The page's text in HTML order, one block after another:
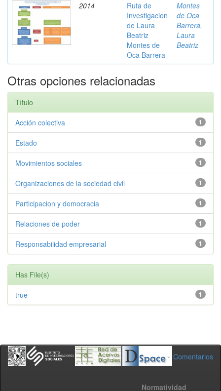
2014
Ruta de
Investigacion
de Laura
Beatriz
Montes de
Oca Barrera
Montes
de Oca
Barrera,
Laura
Beatriz
Otras opciones relacionadas
Título
1
Acción colectiva
1
Estado
1
Movimientos sociales
1
Organizaciones de la sociedad civil
1
Participacion y democracia
1
Relaciones de poder
1
Responsabilidad empresarial
Has File(s)
1
true
Comentarios
Normatividad